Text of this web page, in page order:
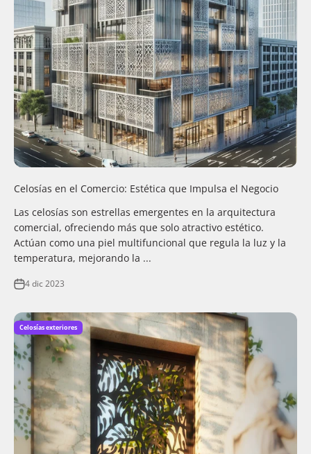
Celosías en el Comercio: Estética que Impulsa el Negocio
Las celosías son estrellas emergentes en la arquitectura
comercial, ofreciendo más que solo atractivo estético.
Actúan como una piel multifuncional que regula la luz y la
temperatura, mejorando la ...
4 dic 2023
Celosías exteriores